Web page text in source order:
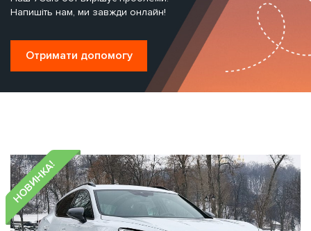
Напишіть нам, ми завжди онлайн!
Отримати допомогу
НОВИНКА!